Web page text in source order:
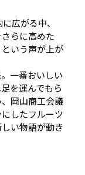
広がる中、
らに高めた
いう声が上が
一番おいしい
を運んでもら
岡山商工会議
したフルーツ
い物語が動き